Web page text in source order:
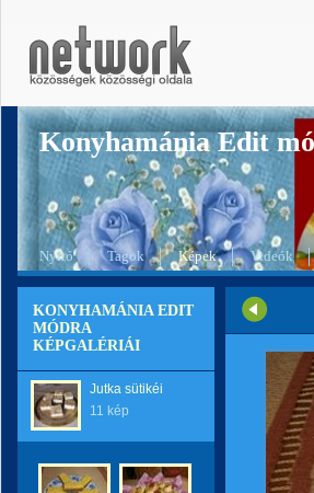
Konyhamánia Edit
Nyitó Tagok Képek Videók
KONYHAMÁNIA EDIT
MÓDRA
KÉPGALÉRIÁI
Jutka sütikéi
11 kép